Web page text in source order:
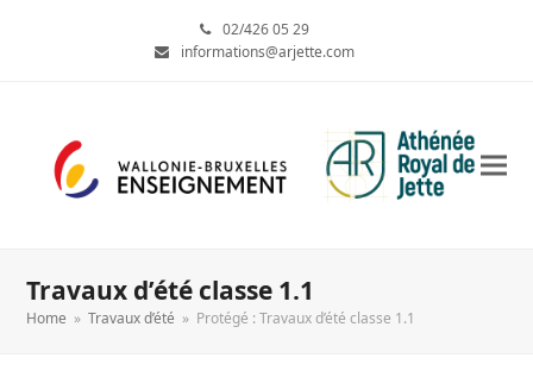
02/426 05 29
informations@arjette.com
Travaux d’été classe 1.1
Home » Travaux d’été » Protégé : Travaux d’été classe 1.1